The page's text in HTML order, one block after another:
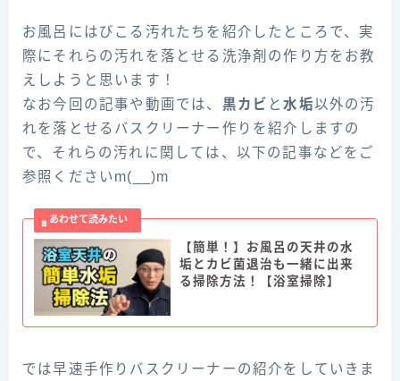
お風呂にはびこる汚れたちを紹介したところで、実
際にそれらの汚れを落とせる洗浄剤の作り方をお教
えしようと思います！
なお今回の記事や動画では、 黒カビ と水垢以外の汚
れを落とせるバスクリーナー作りを紹介しますの
で、それらの汚れに関しては、以下の記事などをご
参照くださいm(__)m
【簡単！】お風呂の天井の水
垢とカビ菌退治も一緒に出来
る掃除方法！【浴室掃除】
では早速手作りバスクリーナーの紹介をしていきま